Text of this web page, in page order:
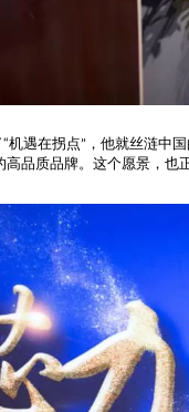
机遇在拐点”，他就丝涟中
高品质品牌。这个愿景，也